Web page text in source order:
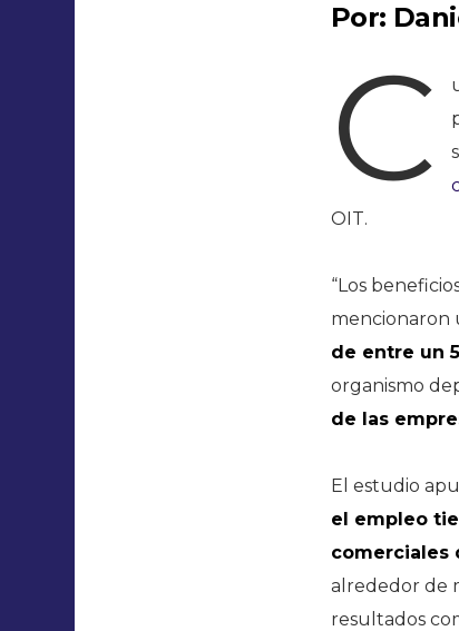
Por:
C
OIT.
“Los
mencionaron
de entre un
organismo
de las
El estudio
el empleo
comerciales
alrededor de
resultados